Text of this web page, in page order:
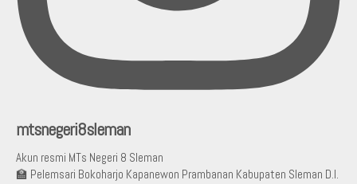
mtsnegeri8sleman
Akun resmi MTs Negeri 8 Sleman
🏫 Pelemsari Bokoharjo Kapanewon Prambanan Kabupaten Sleman D.I.